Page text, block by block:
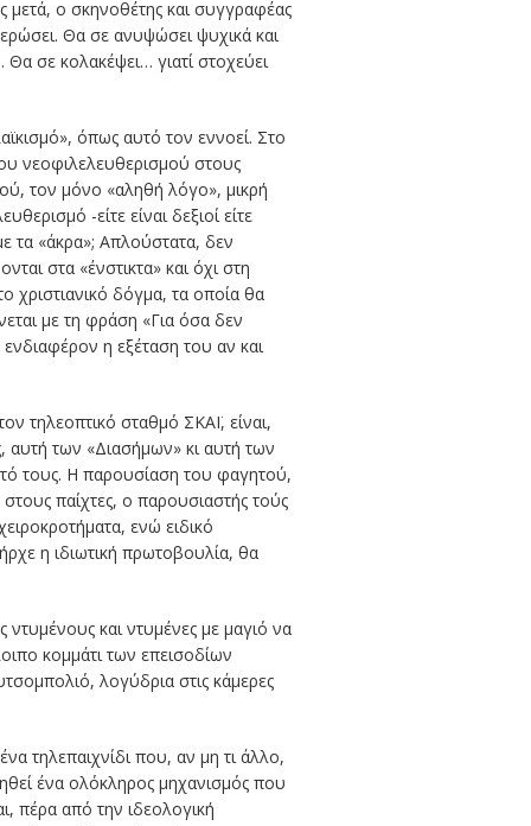
μετά, ο σκηνοθέτης και συγγραφέας
Θα σε ανυψώσει ψυχικά και
σε κολακέψει… γιατί στοχεύει
όπως αυτό τον εννοεί. Στο
νεοφιλελευθερισμού στους
τον μόνο «αληθή λόγο», μικρή
-είτε είναι δεξιοί είτε
τα «άκρα»; Απλούστατα, δεν
στα «ένστικτα» και όχι στη
χριστιανικό δόγμα, τα οποία θα
με τη φράση «Για όσα δεν
ενδιαφέρον η εξέταση του αν και
τηλεοπτικό σταθμό ΣΚΑΪ, είναι,
αυτή των «Διασήμων» κι αυτή των
τους. Η παρουσίαση του φαγητού,
παίχτες, ο παρουσιαστής τούς
ενώ ειδικό
η ιδιωτική πρωτοβουλία, θα
και ντυμένες με μαγιό να
κομμάτι των επεισοδίων
λογύδρια στις κάμερες
τηλεπαιχνίδι που, αν μη τι άλλο,
ένα ολόκληρος μηχανισμός που
πέρα από την ιδεολογική